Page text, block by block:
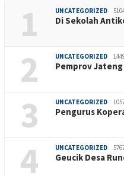
1 UNCATEGORIZED
Di Sekolah
2 UNCATEGORIZED
Pemprov
3 UNCATEGORIZED
Pengurus
4 UNCATEGORIZED
Geucik Desa